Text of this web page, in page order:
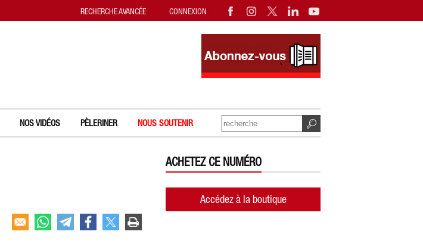
NOS VIDÉOS PÈLERINER NOUS SOUTENIR
ACHETEZ CE NUMÉRO
Accédez à la boutique
RECHERCHE AVANCÉE CONNEXION